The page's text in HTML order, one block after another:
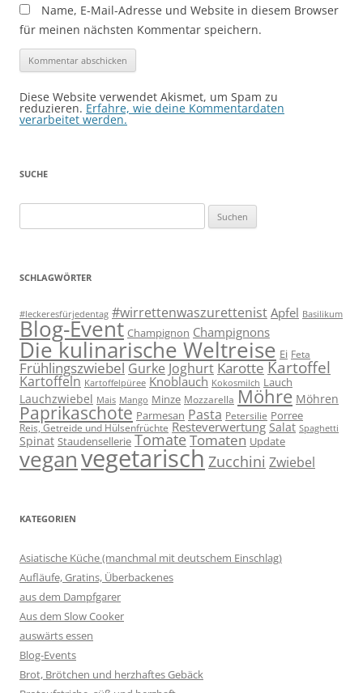
Name, E-Mail-Adresse und Website in diesem Browser
für meinen nächsten Kommentar speichern.
Diese Website verwendet Akismet, um Spam zu
reduzieren. Erfahre, wie deine Kommentardaten
verarbeitet werden.
SUCHE
nach:
SCHLAGWÖRTER
#leckeresfürjedentag #wirrettenwaszurettenist Apfel Basilikum
Blog-Event Champignon Champignons
Die kulinarische Weltreise Ei Feta
Frühlingszwiebel Gurke Joghurt Karotte Kartoffel
Kartoffeln Kartoffelpüree Knoblauch Kokosmilch Lauch
Lauchzwiebel Mais Mango Minze Mozzarella Möhre Möhren
Paprikaschote Parmesan Pasta Petersilie Porree
Reis, Getreide und Hülsenfrüchte Resteverwertung Salat Spaghetti
Spinat Staudensellerie TomateTomaten Update
veganvegetarischZucchini Zwiebel
KATEGORIEN
Asiatische Küche (manchmal mit deutschem Einschlag)
Aufläufe, Gratins, Überbackenes
aus dem Dampfgarer
Aus dem Slow Cooker
auswärts essen
Blog-Events
Brot, Brötchen und herzhaftes Gebäck